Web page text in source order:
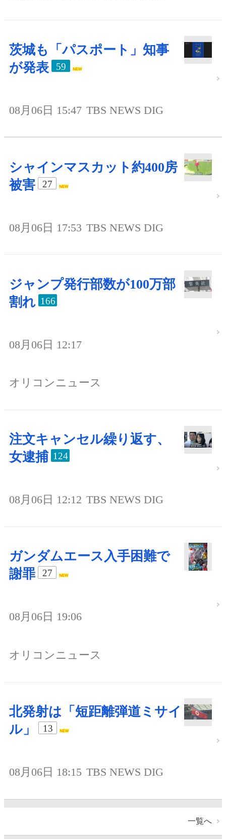
茨城も「パスポート」知事
が発表
59
08月06日 15:47 TBS NEWS DIG
シャインマスカット約400房
被害
27
08月06日 17:53 TBS NEWS DIG
ジャンプ発行部数が100万部
割れ 166
08月06日 12:17
オリコンニュース
注文キャンセル繰り返す、
女逮捕 124
08月06日 12:12 TBS NEWS DIG
ガンダムエース入手困難で
謝罪
27
08月06日 19:06
オリコンニュース
北発射は「短距離弾道ミサイ
ル」
13
08月06日 18:15 TBS NEWS DIG
一覧へ